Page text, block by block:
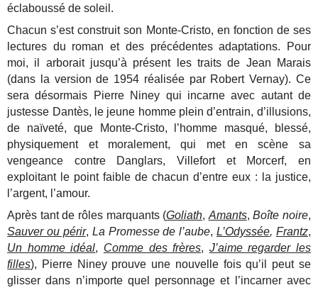
éclaboussé de soleil.
Chacun s’est construit son Monte-Cristo, en fonction de ses
lectures du roman et des précédentes adaptations. Pour
moi, il arborait jusqu’à présent les traits de Jean Marais
(dans la version de 1954 réalisée par Robert Vernay). Ce
sera désormais Pierre Niney qui incarne avec autant de
justesse Dantès, le jeune homme plein d’entrain, d’illusions,
de naïveté, que Monte-Cristo, l’homme masqué, blessé,
physiquement et moralement, qui met en scène sa
vengeance contre Danglars, Villefort et Morcerf, en
exploitant le point faible de chacun d’entre eux : la justice,
l’argent, l’amour.
Après tant de rôles marquants (Goliath,Amants, Boîte noire,
Sauver ou périr, La Promesse de l’aube, L’Odyssée, Frantz,
Un homme idéal, Comme des frères, J’aime regarder les
filles), Pierre Niney prouve une nouvelle fois qu’il peut se
glisser dans n’importe quel personnage et l’incarner avec